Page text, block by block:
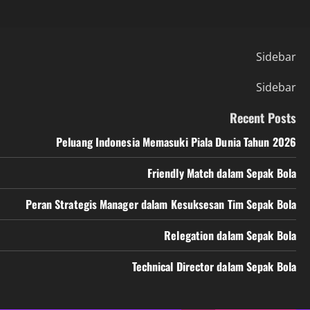
Sidebar
Sidebar
Recent Posts
Peluang Indonesia Memasuki Piala Dunia Tahun 2026
Friendly Match dalam Sepak Bola
Peran Strategis Manager dalam Kesuksesan Tim Sepak Bola
Relegation dalam Sepak Bola
Technical Director dalam Sepak Bola